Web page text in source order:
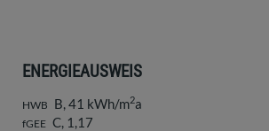
ENERGIEAUSWEIS
HWB B, 41 kWh/m2a
fGEE C, 1,17